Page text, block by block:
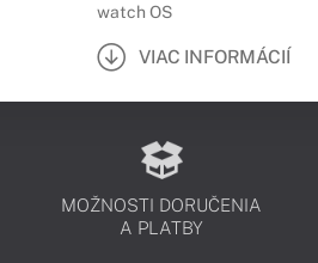
watch OS
VIAC INFORMÁCIÍ
MOŽNOSTI DORUČENIA
A PLATBY